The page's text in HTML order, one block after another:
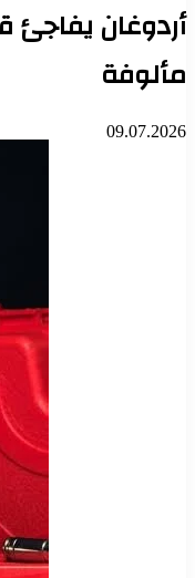
أردوغان يفاجئ
مألوفة
09.07.2026